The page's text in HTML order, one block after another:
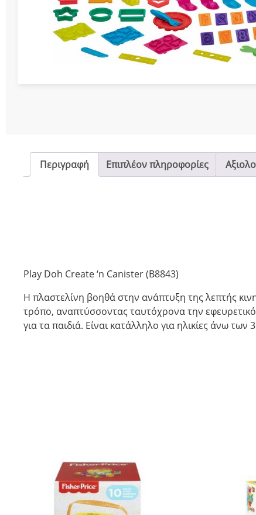
Διάφορες
Σπόρ
Περιγραφή Επιπλέον πληροφορίες
Play Doh Create ‘n Canister (B8843)
Η πλαστελίνη βοηθά στην ανάπτυξη της λεπτής
τρόπο, αναπτύσσοντας ταυτόχρονα την
για τα παιδιά. Είναι κατάλληλο για ηλικίες άνω